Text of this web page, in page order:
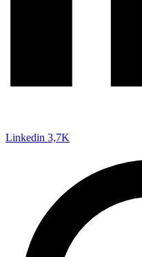
Linkedin 3,7K